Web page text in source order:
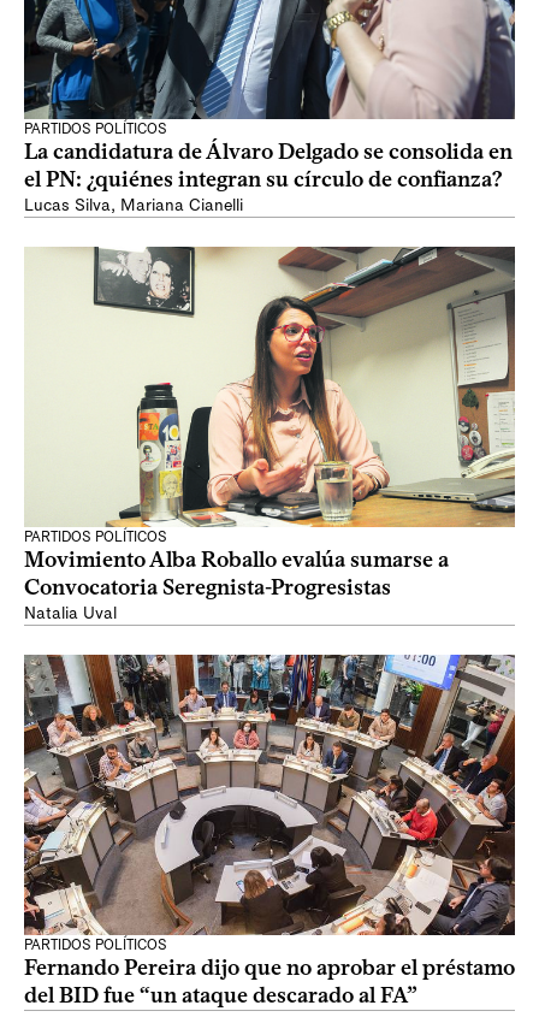
PARTIDOS POLÍTICOS
La candidatura de Álvaro Delgado se consolida en
el PN: ¿quiénes integran su círculo de confianza?
Lucas Silva, Mariana Cianelli
PARTIDOS POLÍTICOS
Movimiento Alba Roballo evalúa sumarse a
Convocatoria Seregnista-Progresistas
Natalia Uval
PARTIDOS POLÍTICOS
Fernando Pereira dijo que no aprobar el préstamo
del BID fue “un ataque descarado al FA”